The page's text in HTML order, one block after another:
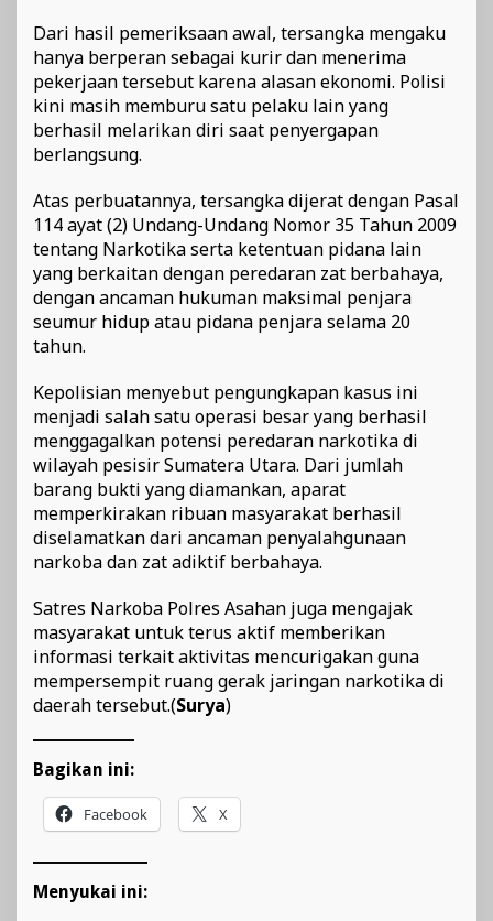
Dari hasil pemeriksaan awal, tersangka mengaku
hanya berperan sebagai kurir dan menerima
pekerjaan tersebut karena alasan ekonomi. Polisi
kini masih memburu satu pelaku lain yang
berhasil melarikan diri saat penyergapan
berlangsung.
Atas perbuatannya, tersangka dijerat dengan Pasal
114 ayat (2) Undang-Undang Nomor 35 Tahun 2009
tentang Narkotika serta ketentuan pidana lain
yang berkaitan dengan peredaran zat berbahaya,
dengan ancaman hukuman maksimal penjara
seumur hidup atau pidana penjara selama 20
tahun.
Kepolisian menyebut pengungkapan kasus ini
menjadi salah satu operasi besar yang berhasil
menggagalkan potensi peredaran narkotika di
wilayah pesisir Sumatera Utara. Dari jumlah
barang bukti yang diamankan, aparat
memperkirakan ribuan masyarakat berhasil
diselamatkan dari ancaman penyalahgunaan
narkoba dan zat adiktif berbahaya.
Satres Narkoba Polres Asahan juga mengajak
masyarakat untuk terus aktif memberikan
informasi terkait aktivitas mencurigakan guna
mempersempit ruang gerak jaringan narkotika di
daerah tersebut.(Surya)
Bagikan ini:
Facebook X
Menyukai ini: